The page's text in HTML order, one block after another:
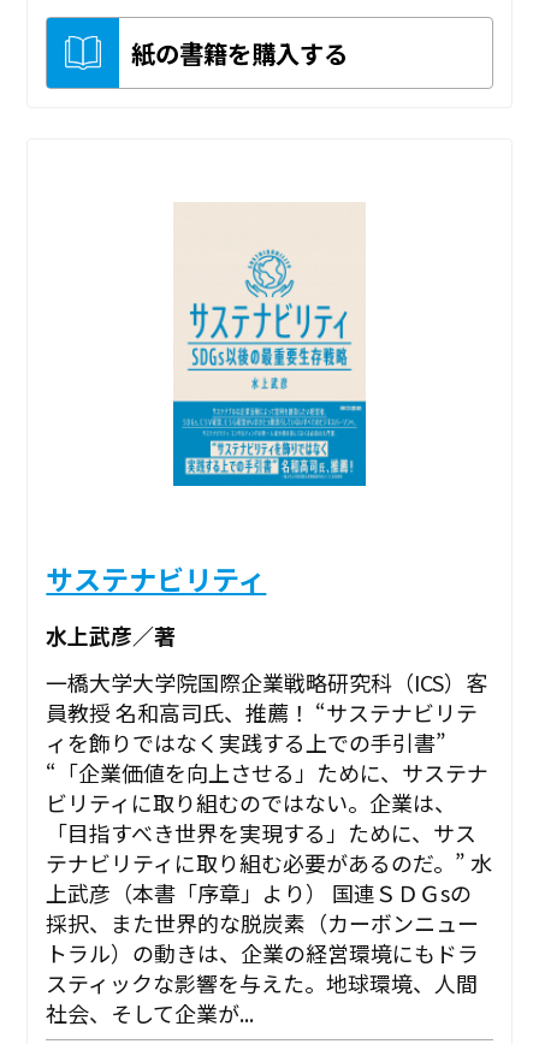
紙の書籍を購入する
サステナビリティ
水上武彦／著
一橋大学大学院国際企業戦略研究科（ICS）客
員教授 名和高司氏、推薦！ “サステナビリテ
ィを飾りではなく実践する上での手引書”
“「企業価値を向上させる」ために、サステナ
ビリティに取り組むのではない。企業は、
「目指すべき世界を実現する」ために、サス
テナビリティに取り組む必要があるのだ。” ――水
上武彦（本書「序章」より） 国連ＳＤＧsの
採択、また世界的な脱炭素（カーボンニュー
トラル）の動きは、企業の経営環境にもドラ
スティックな影響を与えた。地球環境、人間
社会、そして企業が...